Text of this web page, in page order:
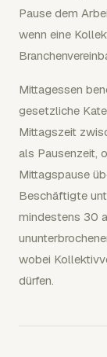
Pause dem
wenn eine
Mittagessen
gesetzliche
Mittagszeit
als Pausenzeit,
Mittagspause
Beschäftigte
mindestens 30
wobei
dürfen.